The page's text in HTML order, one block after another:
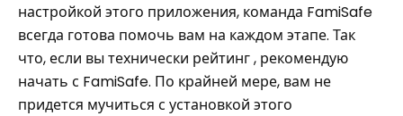
настройкой этого приложения, команда FamiSafe
всегда готова помочь вам на каждом этапе. Так
что, если вы технически рейтинг , рекомендую
начать с FamiSafe. По крайней мере, вам не
придется мучиться с установкой этого